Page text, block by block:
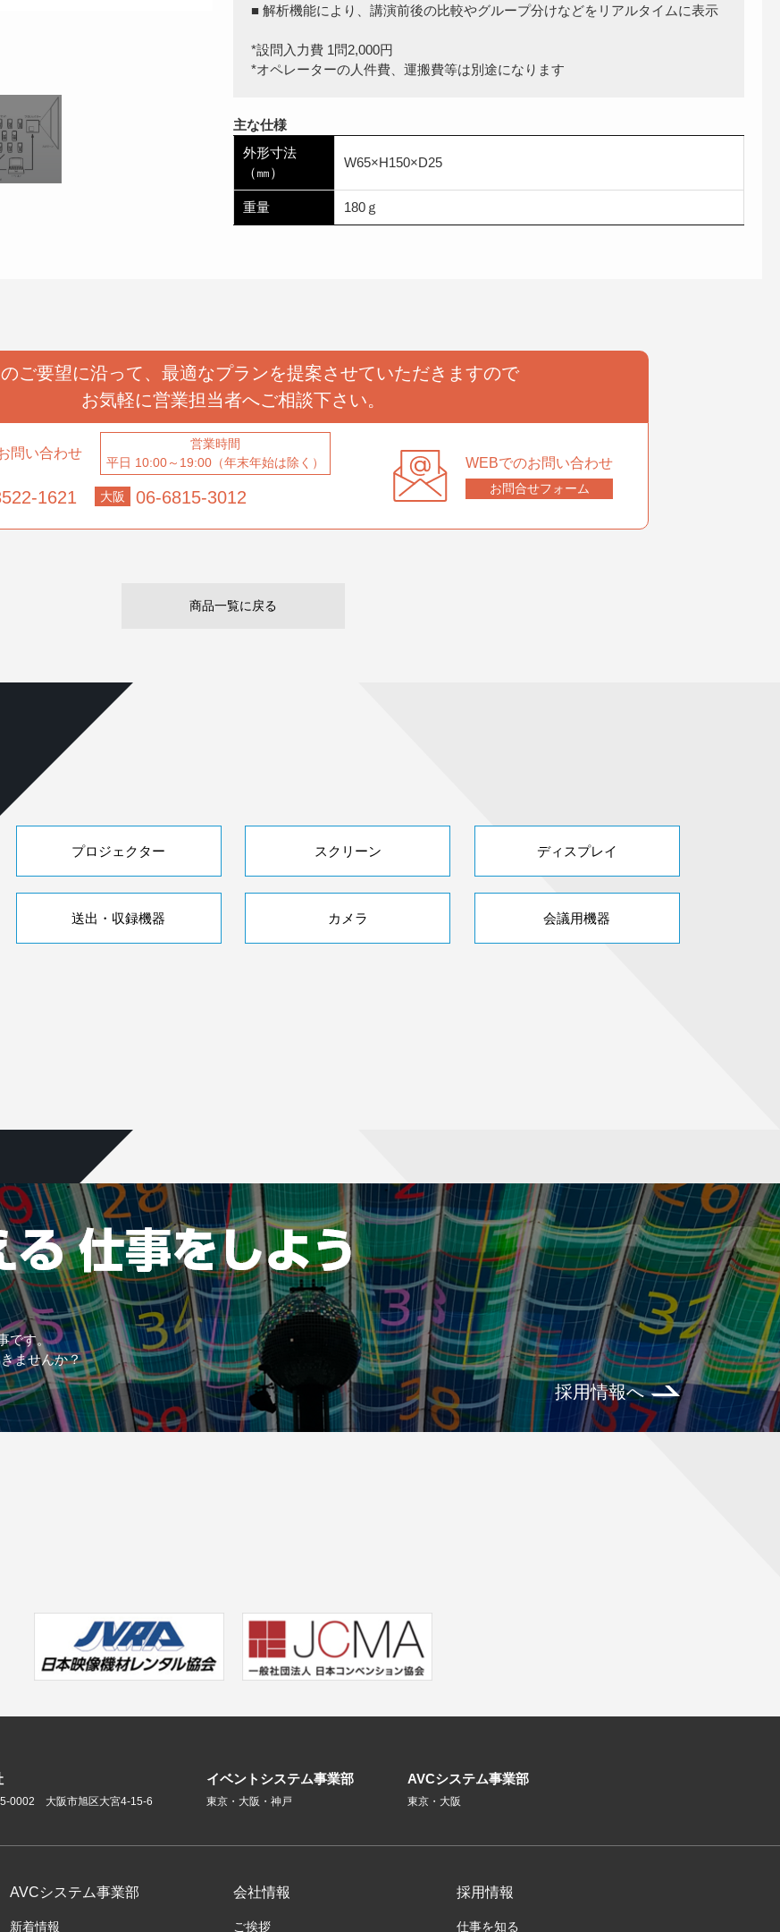
■ 解析機能により、講演前後の比較やグループ分けなどをリアルタイムに表示
*設問入力費 1問2,000円
*オペレーターの人件費、運搬費等は別途になります
主な仕様
外形寸法
（㎜）
W65×H150×D25
重量 180ｇ
ご要望に沿って、 最適なプランを提案させていただきますので
お気軽に営業担当者へご相談下さい。
問い合わせ
営業時間
平日 10:00～19:00（年末年始は除く）
1621 大阪 06-6815-3012
WEBでのお問い合わせ
お問合せフォーム
商品一覧に戻る
プロジェクター スクリーン ディスプレイ
送出・収録機器 カメラ 会議用機器
です。
ませんか？
採用情報へ
0002 大阪市旭区大宮4-15-6
イベントシステム事業部
東京・大阪・神戸
AVCシステム事業部
東京・大阪
AVCシステム事業部
新着情報
会社情報
ご挨拶
採用情報
仕事を知る